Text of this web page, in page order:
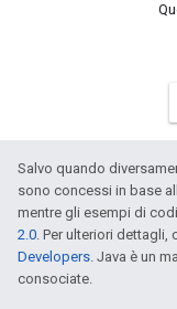
Salvo quando
sono concessi in base
mentre gli esempi di
2.0. Per ulteriori dettagli,
Developers. Java è un
consociate.